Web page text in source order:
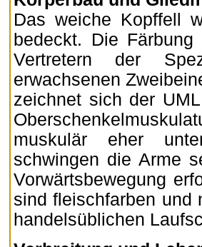
Das weiche Kopffell
bedeckt. Die
Vertretern der
erwachsenen
zeichnet sich der
muskulär eher
schwingen die Arme
Vorwärtsbewegung
sind fleischfarben und
handelsüblichen